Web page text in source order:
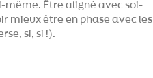
même. Être aligné avec soi-
mieux être en phase avec les
si, si !).